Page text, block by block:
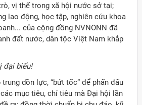
vị thế trong xã hội nước sở tại;
lao động, học tập, nghiên cứu khoa
của cộng đồng NVNONN đã
đất nước, dân tộc Việt Nam khắp
đại biểu!
dồn lực, “bứt tốc” để phấn đấu
mục tiêu, chỉ tiêu mà Đại hội lần